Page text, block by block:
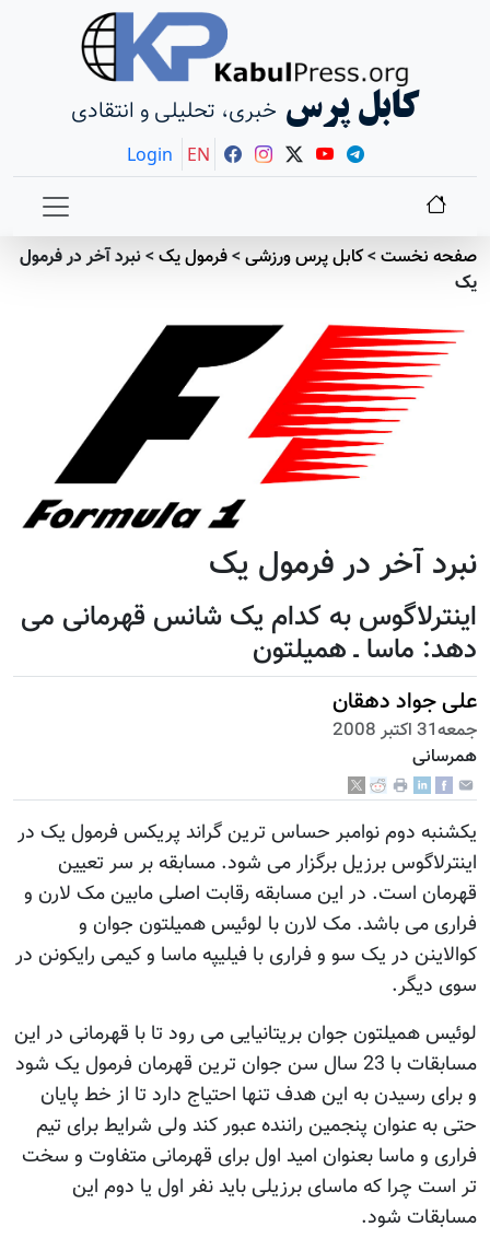
کابل پرس خبری، تحلیلی و انتقادی
Login EN
صفحه نخست>کابل پرس ورزشی>فرمول یک>نبرد آخر در فرمول
یک
نبرد آخر در فرمول یک
اینترلاگوس به کدام یک شانس قهرمانی می
دهد: ماسا ـ همیلتون
علی جواد دهقان
جمعه31 اكتبر 2008
همرسانی
یکشنبه دوم نوامبر حساس ترین گراند پریکس فرمول یک در
اینترلاگوس برزیل برگزار می شود. مسابقه بر سر تعیین
قهرمان است. در این مسابقه رقابت اصلی مابین مک لارن و
فراری می باشد. مک لارن با لوئیس همیلتون جوان و
کوالاینن در یک سو و فراری با فیلیپه ماسا و کیمی رایکونن در
سوی دیگر.
لوئیس همیلتون جوان بریتانیایی می رود تا با قهرمانی در این
مسابقات با 23 سال سن جوان ترین قهرمان فرمول یک شود
و برای رسیدن به این هدف تنها احتیاج دارد تا از خط پایان
حتی به عنوان پنجمین راننده عبور کند ولی شرایط برای تیم
فراری و ماسا بعنوان امید اول برای قهرمانی متفاوت و سخت
تر است چرا که ماسای برزیلی باید نفر اول یا دوم این
مسابقات شود.